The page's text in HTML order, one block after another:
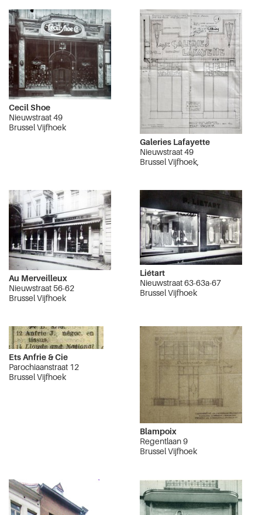
Cecil Shoe
Nieuwstraat 49
Brussel Vijfhoek
Galeries Lafayette
Nieuwstraat 49
Brussel Vijfhoek,
Au Merveilleux
Nieuwstraat 56-62
Brussel Vijfhoek
Liétart
Nieuwstraat 63-63a-67
Brussel Vijfhoek
Ets Anfrie & Cie
Parochiaanstraat 12
Brussel Vijfhoek
Blampoix
Regentlaan 9
Brussel Vijfhoek